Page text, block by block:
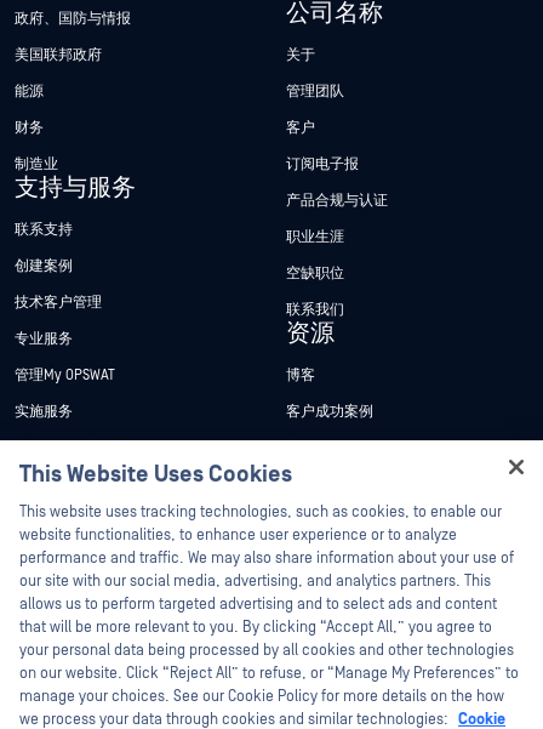
政府、国防与情报
美国联邦政府
能源
财务
制造业
支持与服务
联系支持
创建案例
技术客户管理
专业服务
管理My OPSWAT
实施服务
技术文档
培训
漏洞计划
合作伙伴
认证
技术合作伙伴
渠道合作伙伴计划
公司名称
关于
管理团队
客户
订阅电子报
产品合规与认证
职业生涯
空缺职位
联系我们
资源
博客
客户成功案例
新闻报道
活动
网络研讨会
产品型录
白皮书
免费工具
This Website Uses Cookies
This website uses tracking technologies, such as cookies, to enable our
website functionalities, to enhance user experience or to analyze
performance and traffic. We may also share information about your use of
our site with our social media, advertising, and analytics partners. This
allows us to perform targeted advertising and to select ads and content
that will be more relevant to you. By clicking “Accept All,” you agree to
your personal data being processed by all cookies and other technologies
on our website. Click “Reject All” to refuse, or “Manage My Preferences” to
manage your choices. See our Cookie Policy for more details on the how
we process your data through cookies and similar technologies: Cookie
Hey there!
I'm Ozzy, your OPSWAT virtual assistant.
How can I help you secure what's critical
today?